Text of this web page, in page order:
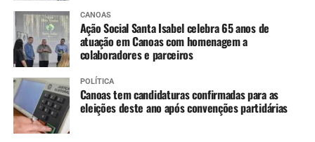
CANOAS
Ação Social Santa Isabel celebra 65 anos de
atuação em Canoas com homenagem a
colaboradores e parceiros
POLÍTICA
Canoas tem candidaturas confirmadas para as
eleições deste ano após convenções partidárias